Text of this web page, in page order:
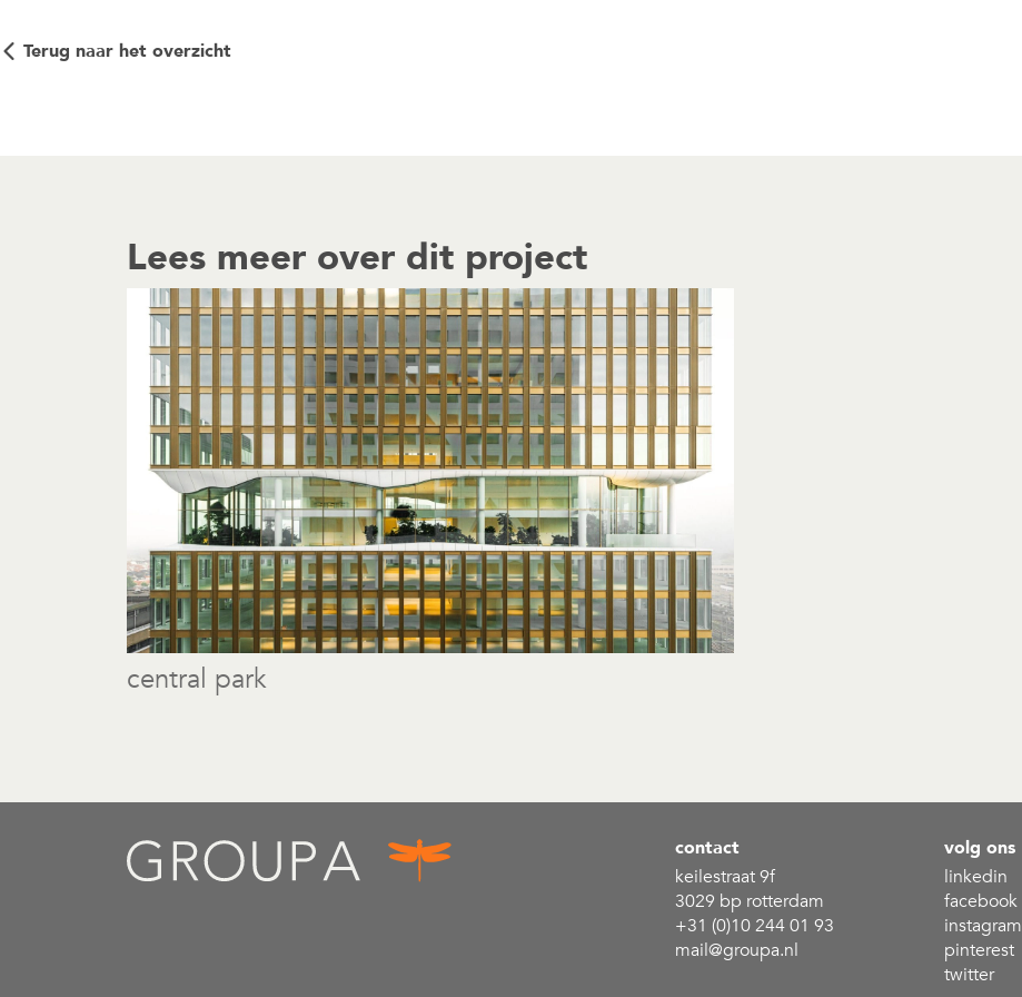
Terug naar het overzicht
Lees meer over dit project
central park
contact
keilestraat 9f
3029 bp rotterdam
+31 (0)10 244 01 93
mail@groupa.nl
volg ons
linkedin
facebook
instagram
pinterest
twitter